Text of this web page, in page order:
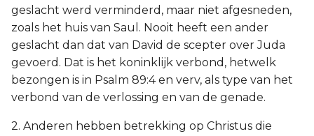
geslacht werd verminderd, maar niet afgesneden,
zoals het huis van Saul. Nooit heeft een ander
geslacht dan dat van David de scepter over Juda
gevoerd. Dat is het koninklijk verbond, hetwelk
bezongen is in Psalm 89:4 en verv, als type van het
verbond van de verlossing en van de genade.
2. Anderen hebben betrekking op Christus die